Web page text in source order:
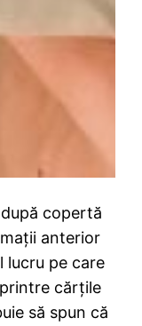
copertă
anterior
lucru pe care
cărțile
să spun că